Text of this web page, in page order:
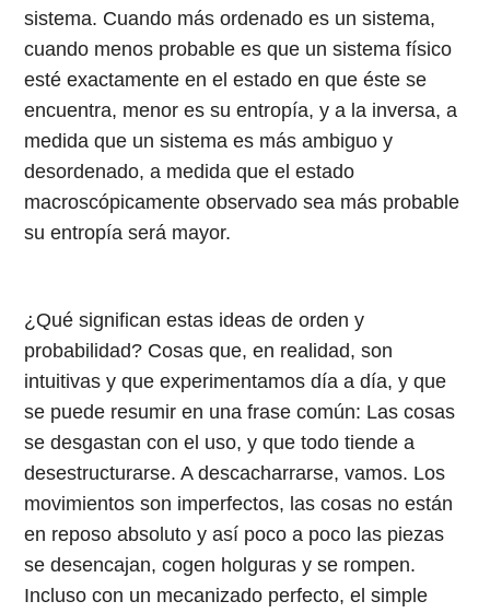
sistema. Cuando más ordenado es un sistema,
cuando menos probable es que un sistema físico
esté exactamente en el estado en que éste se
encuentra, menor es su entropía, y a la inversa, a
medida que un sistema es más ambiguo y
desordenado, a medida que el estado
macroscópicamente observado sea más probable
su entropía será mayor.
¿Qué significan estas ideas de orden y
probabilidad? Cosas que, en realidad, son
intuitivas y que experimentamos día a día, y que
se puede resumir en una frase común: Las cosas
se desgastan con el uso, y que todo tiende a
desestructurarse. A descacharrarse, vamos. Los
movimientos son imperfectos, las cosas no están
en reposo absoluto y así poco a poco las piezas
se desencajan, cogen holguras y se rompen.
Incluso con un mecanizado perfecto, el simple